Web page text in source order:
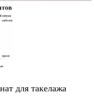
для такелажа